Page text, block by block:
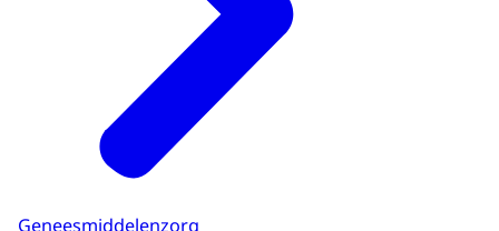
Geneesmiddelenzorg